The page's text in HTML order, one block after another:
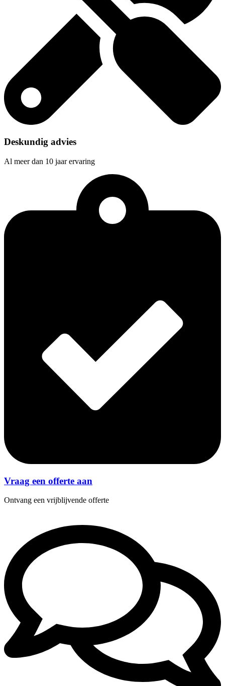
Deskundig advies
Al meer dan 10 jaar ervaring
Vraag een offerte aan
Ontvang een vrijblijvende offerte